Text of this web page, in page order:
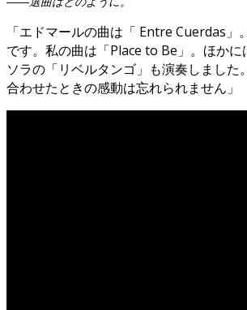
「エドマールの曲は「 Entre Cuerdas」
です。私の曲は「Place to Be」。ほかに
ソラの「リベルタンゴ」も演奏しました
合わせたときの感動は忘れられません」